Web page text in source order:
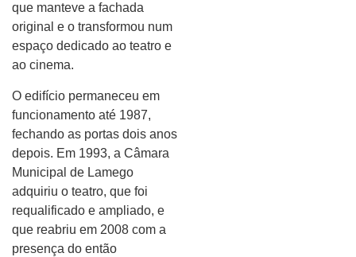
que manteve a fachada
original e o transformou num
espaço dedicado ao teatro e
ao cinema.
O edifício permaneceu em
funcionamento até 1987,
fechando as portas dois anos
depois. Em 1993, a Câmara
Municipal de Lamego
adquiriu o teatro, que foi
requalificado e ampliado, e
que reabriu em 2008 com a
presença do então